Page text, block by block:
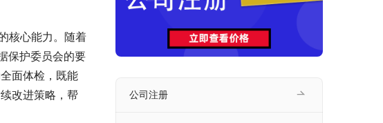
核心能力。随着
保护委员会的要
面体检，既能
改进策略，帮
公司注册